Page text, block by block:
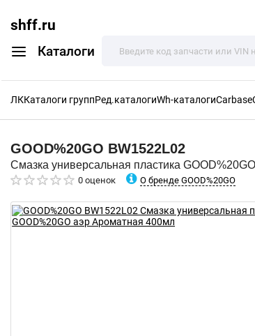
shff.ru
Каталоги
ЛККаталоги группРед.каталогиWh-каталогиCarbase
GOOD%20GO BW1522L02
Смазка универсальная пластика
0 оценок О бренде GOOD%20GO